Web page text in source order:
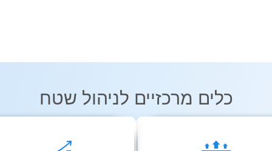
כלים מרכזיים לניהול שטח